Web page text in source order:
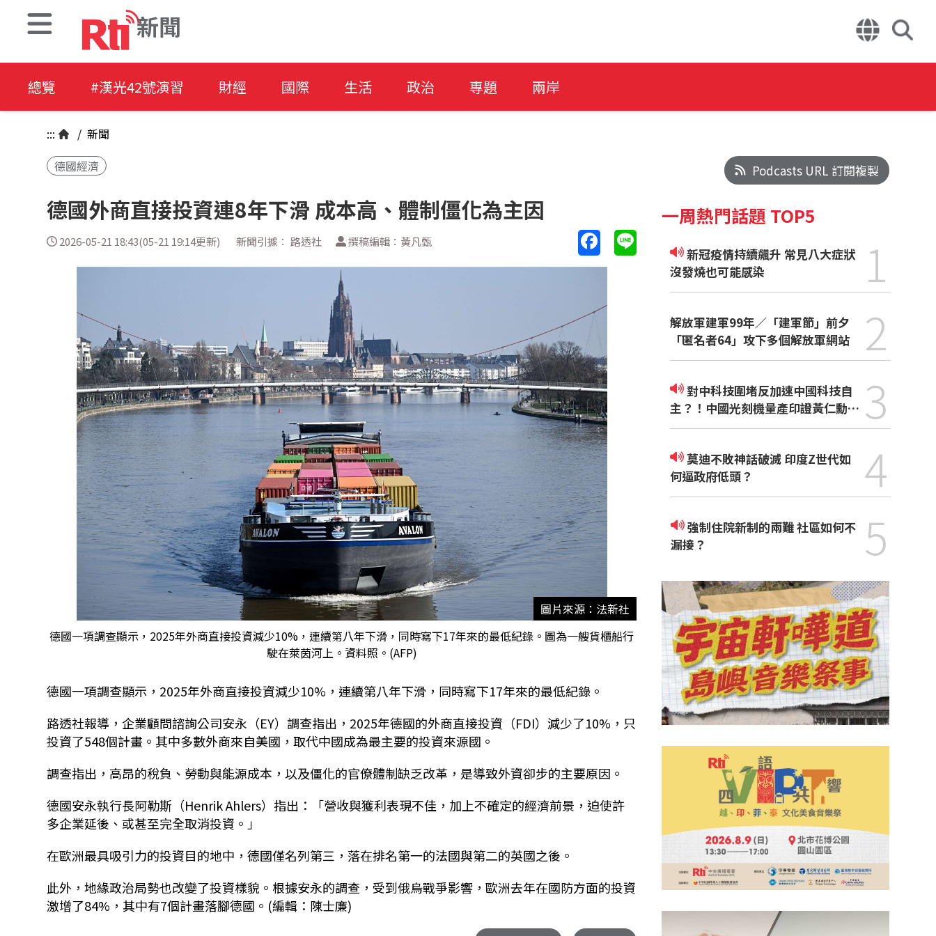
新聞
總覽 #漢光42號演習 財經 國際 生活 政治 專題 兩岸
::: / 新聞
德國經濟
德國外商直接投資連8年下滑 成本高、體制僵化為主因
2026-05-21 18:43(05-21 19:14更新) 新聞引據： 路透社 撰稿編輯：黃凡甄
圖片來源：法新社
德國一項調查顯示，2025年外商直接投資減少10%，連續第八年下滑，同時寫下17年來的最低紀錄。圖為一艘貨櫃船行
駛在萊茵河上。資料照。(AFP)
德國一項調查顯示，2025年外商直接投資減少10%，連續第八年下滑，同時寫下17年來的最低紀錄。
路透社報導，企業顧問諮詢公司安永（EY）調查指出，2025年德國的外商直接投資（FDI）減少了10%，只
投資了548個計畫。其中多數外商來自美國，取代中國成為最主要的投資來源國。
調查指出，高昂的稅負、勞動與能源成本，以及僵化的官僚體制缺乏改革，是導致外資卻步的主要原因。
德國安永執行長阿勒斯（Henrik Ahlers）指出：「營收與獲利表現不佳，加上不確定的經濟前景，迫使許
多企業延後、或甚至完全取消投資。」
在歐洲最具吸引力的投資目的地中，德國僅名列第三，落在排名第一的法國與第二的英國之後。
此外，地緣政治局勢也改變了投資樣貌。根據安永的調查，受到俄烏戰爭影響，歐洲去年在國防方面的投資
激增了84%，其中有7個計畫落腳德國。(編輯：陳士廉)
Podcasts URL 訂閱複製
一周熱門話題 TOP5
新冠疫情持續飆升 常見八大症狀
沒發燒也可能感染
1
解放軍建軍99年／「建軍節」前夕
「匿名者64」攻下多個解放軍網站
2
對中科技圍堵反加速中國科技自
主？！中國光刻機量產印證黃仁勳觀
點
3
莫迪不敗神話破滅 印度Z世代如
何逼政府低頭？
4
強制住院新制的兩難 社區如何不
漏接？
5